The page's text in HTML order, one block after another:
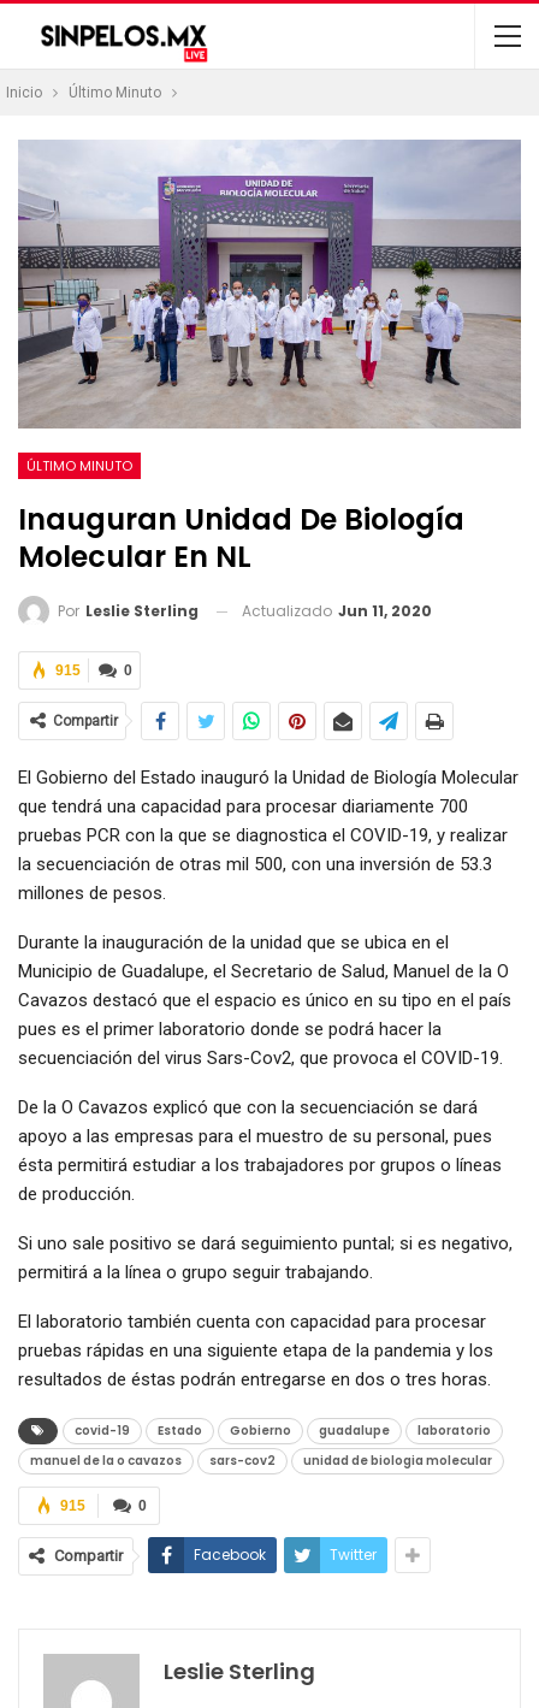
Inicio Último Minuto
ÚLTIMO MINUTO
Inauguran Unidad De Biología
Molecular En NL
Por Leslie Sterling Actualizado Jun 11, 2020
0
915
Compartir
El Gobierno del Estado inauguró la Unidad de Biología Molecular
que tendrá una capacidad para procesar diariamente 700
pruebas PCR con la que se diagnostica el COVID-19, y realizar
la secuenciación de otras mil 500, con una inversión de 53.3
millones de pesos.
Durante la inauguración de la unidad que se ubica en el
Municipio de Guadalupe, el Secretario de Salud, Manuel de la O
Cavazos destacó que el espacio es único en su tipo en el país
pues es el primer laboratorio donde se podrá hacer la
secuenciación del virus Sars-Cov2, que provoca el COVID-19.
De la O Cavazos explicó que con la secuenciación se dará
apoyo a las empresas para el muestro de su personal, pues
ésta permitirá estudiar a los trabajadores por grupos o líneas
de producción.
Si uno sale positivo se dará seguimiento puntal; si es negativo,
permitirá a la línea o grupo seguir trabajando.
El laboratorio también cuenta con capacidad para procesar
pruebas rápidas en una siguiente etapa de la pandemia y los
resultados de éstas podrán entregarse en dos o tres horas.
covid-19 Estado Gobierno guadalupe
laboratorio
manuel de la o cavazos
sars-cov2 unidad de biologia molecular
0
915
Compartir Facebook Twitter
Leslie Sterling